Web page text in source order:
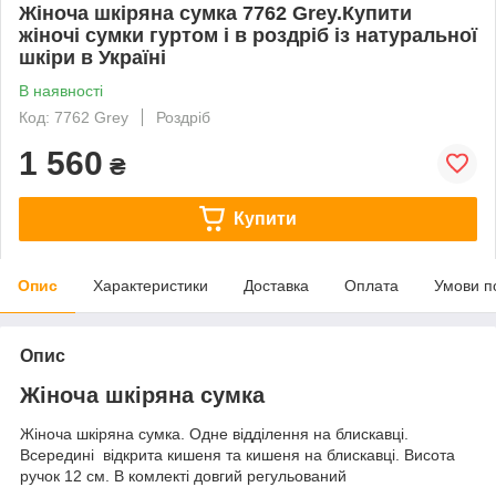
Жіноча шкіряна сумка 7762 Grey.Купити
жіночі сумки гуртом і в роздріб із натуральної
шкіри в Україні
В наявності
Код: 7762 Grey
Роздріб
1 560 ₴
Купити
Опис Характеристики Доставка Оплата Умови
Опис
Жіноча шкіряна сумка
Жіноча шкіряна сумка. Одне відділення на блискавці.
Всередині відкрита кишеня та кишеня на блискавці. Висота
ручок 12 см. В комлекті довгий регульований